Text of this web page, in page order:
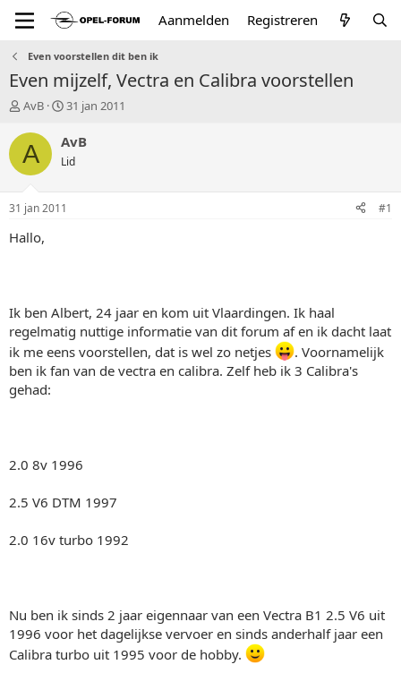
Aanmelden Registreren
Even voorstellen dit ben ik
Even mijzelf, Vectra en Calibra voorstellen
T
p
i
t
a
r
AvB
S
a
r
t
31 jan 2011
A AvB
Lid
31 jan 2011 #1
Hallo,
Ik ben Albert, 24 jaar en kom uit Vlaardingen. Ik haal
regelmatig nuttige informatie van dit forum af en ik dacht laat
ik me eens voorstellen, dat is wel zo netjes
. Voornamelijk
ben ik fan van de vectra en calibra. Zelf heb ik 3 Calibra's
gehad:
2.0 8v 1996
2.5 V6 DTM 1997
2.0 16v turbo 1992
Nu ben ik sinds 2 jaar eigennaar van een Vectra B1 2.5 V6 uit
1996 voor het dagelijkse vervoer en sinds anderhalf jaar een
Calibra turbo uit 1995 voor de hobby.